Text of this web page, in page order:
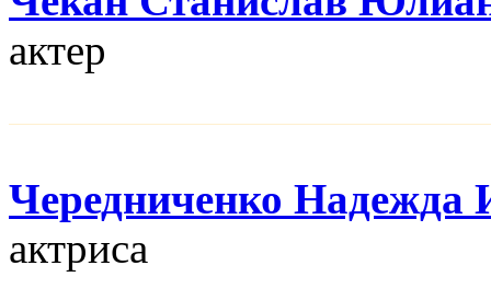
актер
Чередниченко Надежда
актриса